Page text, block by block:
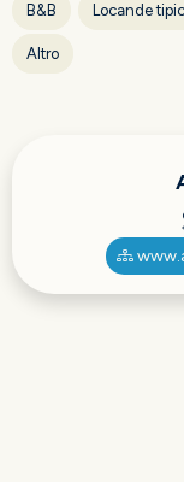
B&B Locande
Altro